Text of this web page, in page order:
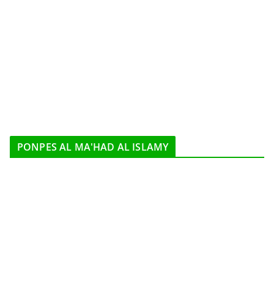
PONPES AL MA'HAD AL ISLAMY